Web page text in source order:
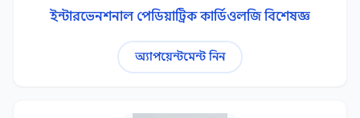
ইন্টারভেনশনাল পেডিয়াট্রিক কার্ডিওলজি বিশেষজ্ঞ
অ্যাপয়েন্টমেন্ট নিন